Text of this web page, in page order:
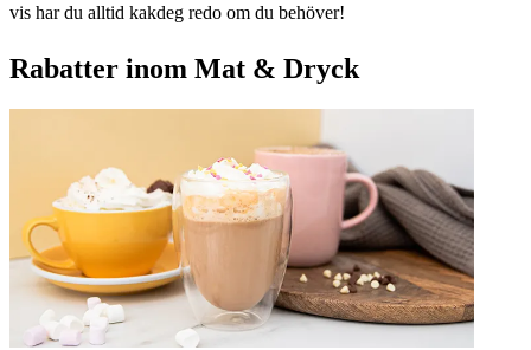
vis har du alltid kakdeg redo om du behöver!
Rabatter inom Mat & Dryck